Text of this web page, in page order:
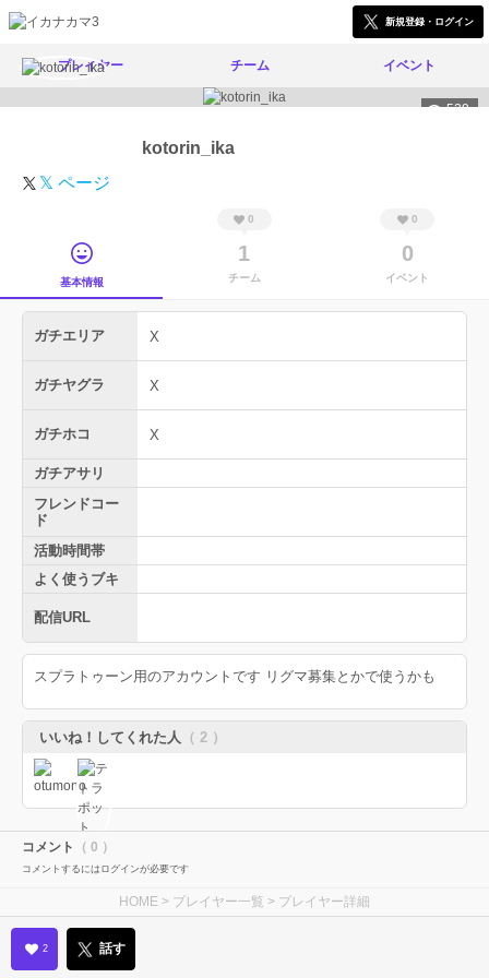
新規登録・ログイン
プレイヤー チーム イベント
529
kotorin_ika
𝕏 ページ
基本情報
0
1
チーム
0
0
イベント
ガチエリア X
ガチヤグラ X
ガチホコ X
ガチアサリ
フレンドコー
ド
活動時間帯
よく使うブキ
配信URL
スプラトゥーン用のアカウントです リグマ募集とかで使うかも
いいね！してくれた人 （ 2 ）
コメント （ 0 ）
コメントするにはログインが必要です
HOME > プレイヤー一覧 > プレイヤー詳細
2 話す